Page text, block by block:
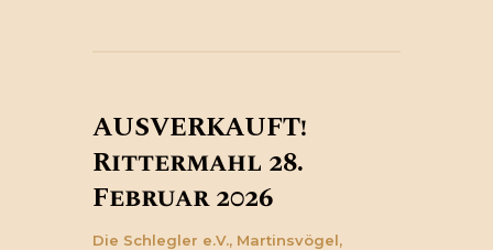
AUSVERKAUFT!
Rittermahl 28.
Februar 2026
Die Schlegler e.V., Martinsvögel,